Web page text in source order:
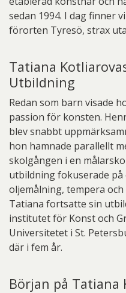
sedan 1994. I dag finner
förorten Tyresö, strax
Tatiana
Utbildning
Redan som barn visade
passion för konsten.
blev snabbt
hon hamnade parallellt
skolgången i en
utbildning fokuserade
oljemålning, tempera
Tatiana fortsatte sin
institutet för Konst och
Universitetet i St.
där i fem år.
Början på Tatiana